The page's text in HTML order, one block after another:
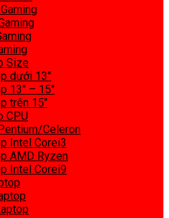
Size
dưới 13″
13″ – 15″
trên 15″
CPU
Celeron
Intel Corei3
AMD Ryzen
Intel Corei9